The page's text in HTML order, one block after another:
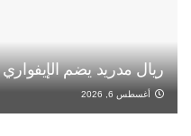
ريال مدريد يضم
أغسطس 6, 2026